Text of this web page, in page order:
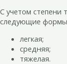
С учетом степени
следующие формы
легкая;
средняя;
тяжелая.